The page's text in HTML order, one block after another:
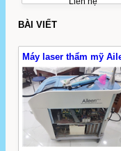
BÀI VIẾT
Máy laser thẩm mỹ